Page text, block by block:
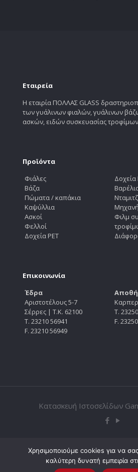
Εταιρεία
Η εταιρία ΠΟΛΛΑΣ GLASS
των γυάλινων φιαλών, γυάλινων
ασκών, ειδών συσκευασίας
Προϊόντα
Φιάλες
Βάζα
Πώματα / καπάκια
Καψύλλια
Ασκοί
Φελλοί
Δοχεία PET
Δοχεία
Φιλμ
Επικοινωνία
Έδρα
Αριστοτέλους 5-7
Σέρρες | Τ.Κ. 62100
Τ. 23210 56941
F. 23210 56949
Τ.
F.
Κατασκευή Ιστοσελίδων
Χρησιμοποιούμε cookies για να
καλύτερη δυνατή εμπειρία